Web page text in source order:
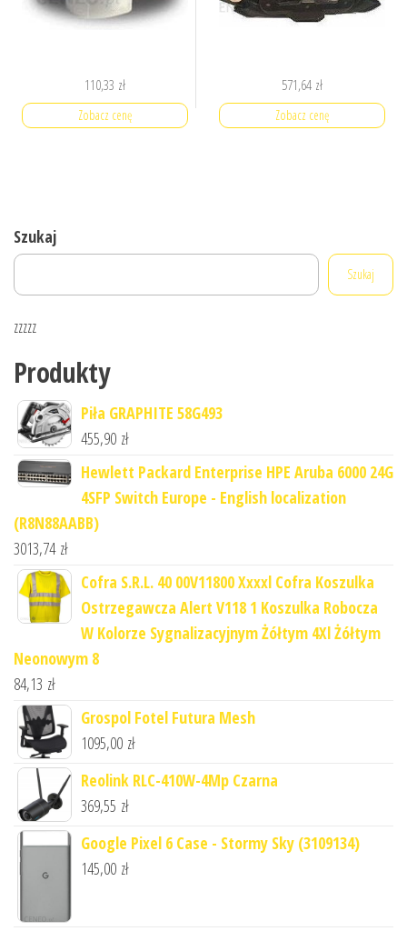
110,33 zł
Zobacz cenę
571,64 zł
Zobacz cenę
Szukaj
Szukaj
zzzzz
Produkty
Piła GRAPHITE 58G493
455,90 zł
Hewlett Packard Enterprise HPE Aruba 6000 24G
4SFP Switch Europe - English localization
(R8N88AABB)
3013,74 zł
Cofra S.R.L. 40 00V11800 Xxxxl Cofra Koszulka
Ostrzegawcza Alert V118 1 Koszulka Robocza
W Kolorze Sygnalizacyjnym Żółtym 4Xl Żółtym
Neonowym 8
84,13 zł
Grospol Fotel Futura Mesh
1095,00 zł
Reolink RLC-410W-4Mp Czarna
369,55 zł
Google Pixel 6 Case - Stormy Sky (3109134)
145,00 zł